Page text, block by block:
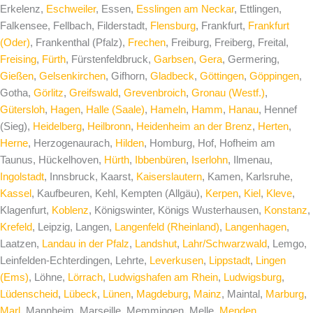
Erkelenz, Eschweiler, Essen, Esslingen am Neckar, Ettlingen,
Falkensee, Fellbach, Filderstadt, Flensburg, Frankfurt, Frankfurt
(Oder), Frankenthal (Pfalz), Frechen, Freiburg, Freiberg, Freital,
Freising, Fürth, Fürstenfeldbruck, Garbsen, Gera, Germering,
Gießen, Gelsenkirchen, Gifhorn, Gladbeck, Göttingen, Göppingen,
Gotha, Görlitz, Greifswald, Grevenbroich, Gronau (Westf.),
Gütersloh, Hagen, Halle (Saale), Hameln, Hamm, Hanau, Hennef
(Sieg), Heidelberg, Heilbronn, Heidenheim an der Brenz, Herten,
Herne, Herzogenaurach, Hilden, Homburg, Hof, Hofheim am
Taunus, Hückelhoven, Hürth, Ibbenbüren, Iserlohn, Ilmenau,
Ingolstadt, Innsbruck, Kaarst, Kaiserslautern, Kamen, Karlsruhe,
Kassel , Kaufbeuren, Kehl, Kempten (Allgäu), Kerpen, Kiel , Kleve,
Klagenfurt, Koblenz, Königswinter, Königs Wusterhausen, Konstanz,
Krefeld, Leipzig, Langen, Langenfeld (Rheinland), Langenhagen,
Laatzen, Landau in der Pfalz, Landshut, Lahr/Schwarzwald, Lemgo,
Leinfelden-Echterdingen, Lehrte, Leverkusen, Lippstadt, Lingen
(Ems), Löhne, Lörrach, Ludwigshafen am Rhein, Ludwigsburg,
Lüdenscheid, Lübeck, Lünen, Magdeburg, Mainz, Maintal, Marburg,
Marl , Mannheim, Marseille, Memmingen, Melle, Menden